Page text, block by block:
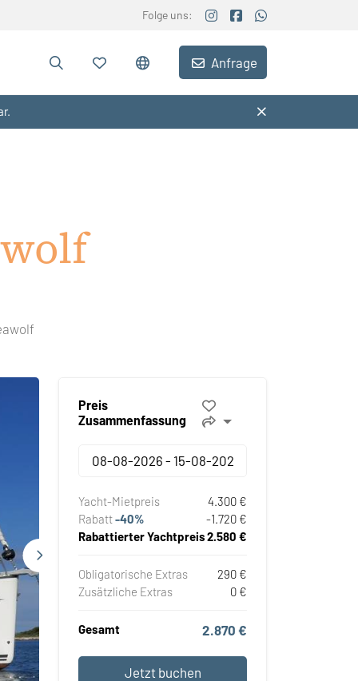
Folge uns:
Anfrage
Preis
Zusammenfassung
Yacht-Mietpreis
4.300 €
Rabatt-40%
-1.720 €
Rabattierter Yachtpreis2.580 €
Obligatorische Extras
290 €
Zusätzliche Extras
0 €
Gesamt 2.870 €
Jetzt buchen